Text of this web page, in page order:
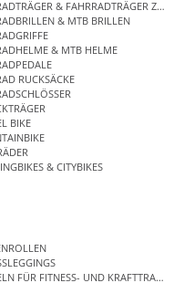
& FAHRRADTRÄGER
& MTB BRILLEN
& MTB HELME
RUCKSÄCKE
BIKE
& CITYBIKES
FÜR FITNESS- UND